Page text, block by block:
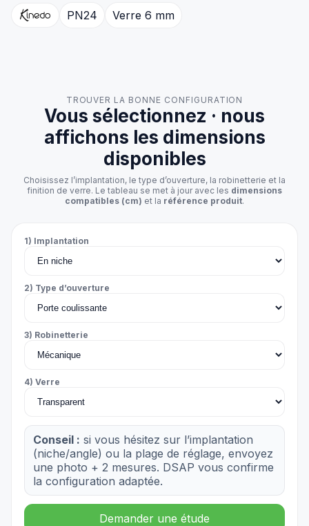
PN24 Verre 6 mm
TROUVER LA BONNE CONFIGURATION
Vous sélectionnez · nous
affichons les dimensions
disponibles
Choisissez l’implantation, le type d’ouverture, la robinetterie et la
finition de verre. Le tableau se met à jour avec les dimensions
compatibles (cm) et la référence produit.
1) Implantation
2) Type d’ouverture
3) Robinetterie
4) Verre
Conseil : si vous hésitez sur l’implantation
(niche/angle) ou la plage de réglage, envoyez
une photo + 2 mesures. DSAP vous confirme
la configuration adaptée.
Demander une étude